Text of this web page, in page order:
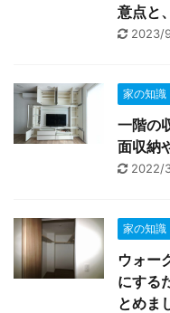
意点と
2023/
家の知識
一階の
面収納
2022/
家の知識
ウォー
にする
とめま